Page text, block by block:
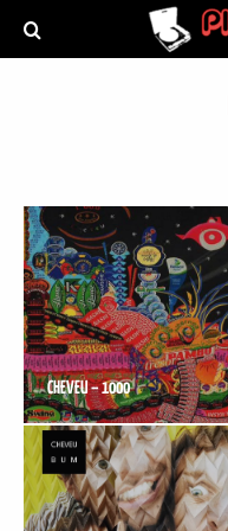
CHEVEU – 1000